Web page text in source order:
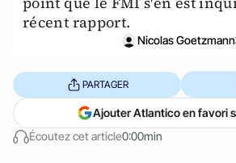
récent rapport.
Nicolas Goetzmann
Écoutez cet article0:00min
PARTAGER
Ajouter Atlantico en favori